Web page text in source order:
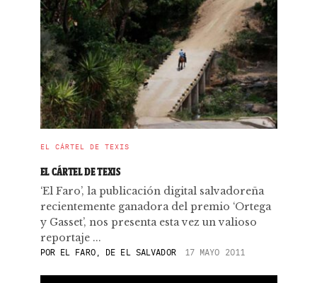
EL CÁRTEL DE TEXIS
EL CÁRTEL DE TEXIS
‘El Faro’, la publicación digital salvadoreña
recientemente ganadora del premio ‘Ortega
y Gasset’, nos presenta esta vez un valioso
reportaje ...
POREL FARO, DE EL SALVADOR 17 MAYO 2011